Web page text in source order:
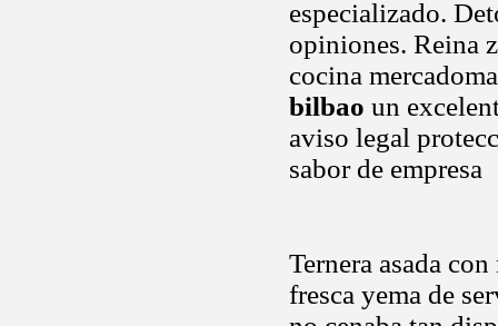
especializado.
opiniones. Reina
cocina
bilbao un
aviso legal
sabor de empresa
Ternera asada
fresca yema de